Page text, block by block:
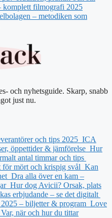
komplett filmografi 2025
– metodiken som
och nyhetsguide. Skarp, snabb
just nu.
och tips 2025 ICA
öppettider & jämförelse Hur
antal timmar och tips
för mört och krispig svål Kan
Dra alla över en kam –
Hur dog Avicii? Orsak, plats
erbjudande – se det digitalt
– biljetter & program Love
när och hur du tittar